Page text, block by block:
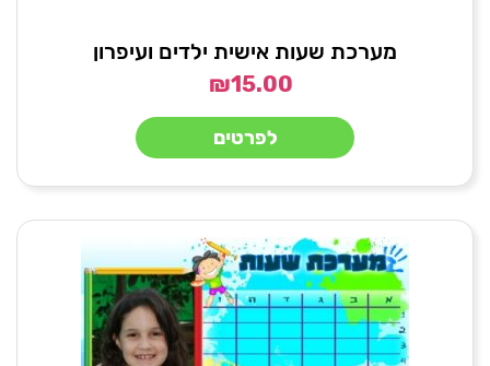
מערכת שעות אישית ילדים ועיפרון
₪15.00
לפרטים